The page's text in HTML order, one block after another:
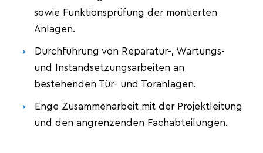
sowie Funktionsprüfung der montierten
Anlagen.
Durchführung von Reparatur-, Wartungs-
und Instandsetzungsarbeiten an
bestehenden Tür- und Toranlagen.
Enge Zusammenarbeit mit der Projektleitung
und den angrenzenden Fachabteilungen.